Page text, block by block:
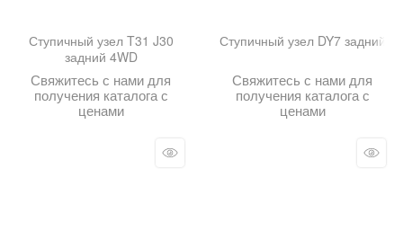
Ступичный узел T31 J30
задний 4WD
Свяжитесь с нами для
получения каталога с
ценами
Ступичный узел DY7 задний
Свяжитесь с нами для
получения каталога с
ценами